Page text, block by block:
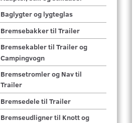
Baglygter og lygteglas
Bremsebakker til Trailer
Bremsekabler til Trailer og
Campingvogn
Bremsetromler og Nav til
Trailer
Bremsedele til Trailer
Bremseudligner til Knott og